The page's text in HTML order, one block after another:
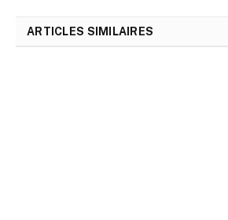
ARTICLES SIMILAIRES